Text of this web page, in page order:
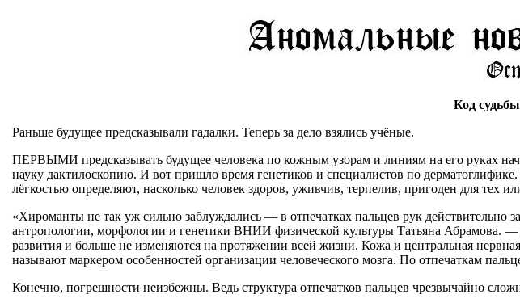
Код
Раньше будущее предсказывали гадалки. Теперь за дело взялись учёные.
ПЕРВЫМИ предсказывать будущее человека по кожным узорам и линиям на его руках
науку дактилоскопию. И вот пришло время генетиков и специалистов по
лёгкостью определяют, насколько человек здоров, уживчив, терпелив, пригоден для тех
«Хироманты не так уж сильно заблуждались — в отпечатках пальцев рук
антропологии, морфологии и генетики ВНИИ физической культуры Татьяна Абрамова.
развития и больше не изменяются на протяжении всей жизни. Кожа и центральная
называют маркером особенностей организации человеческого мозга. По отпечаткам
Конечно, погрешности неизбежны. Ведь структура отпечатков пальцев чрезвычайно